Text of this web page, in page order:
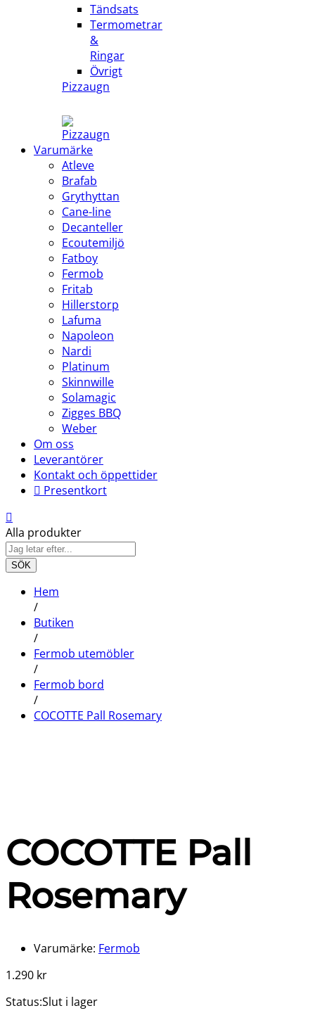
Tändsats
Termometrar
&
Ringar
Övrigt
Pizzaugn
Varumärke
Atleve
Brafab
Grythyttan
Cane-line
Decanteller
Ecoutemiljö
Fatboy
Fermob
Fritab
Hillerstorp
Lafuma
Napoleon
Nardi
Platinum
Skinnwille
Solamagic
Zigges BBQ
Weber
Om oss
Leverantörer
Kontakt och öppettider
Presentkort
Alla produkter
SÖK
Hem
/
Butiken
/
Fermob utemöbler
/
Fermob bord
/
COCOTTE Pall Rosemary
COCOTTE Pall
Rosemary
Varumärke: Fermob
1.290 kr
Status:Slut i lager